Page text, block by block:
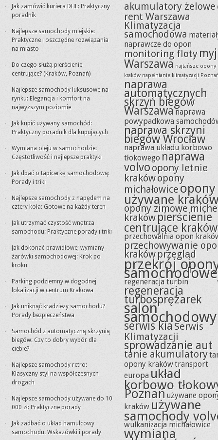
Jak zamówić kuriera DHL: Praktyczny
poradnik
Najlepsze samochody miejskie:
Praktyczne i oszczędne rozwiązania
na miasto
Do czego służą pierścienie
centrujące? (Kraków, Poznań)
Najlepsze samochody luksusowe na
rynku: Elegancja i komfort na
najwyższym poziomie
Jak kupić używany samochód:
Praktyczny poradnik dla kupujących
Wymiana oleju w samochodzie:
Częstotliwość i najlepsze praktyki
Jak dbać o tapicerkę samochodową:
Porady i triki
Najlepsze samochody z napędem na
cztery koła: Gotowe na każdy teren
Jak utrzymać czystość wnętrza
samochodu: Praktyczne porady i triki
Jak dokonać prawidłowej wymiany
żarówki samochodowej: Krok po
kroku
Parking podziemny w dogodnej
lokalizacji w centrum Krakowa
Jak uniknąć kradzieży samochodu?
Porady bezpieczeństwa
Samochód z automatyczną skrzynią
biegów: Czy to dobry wybór dla
ciebie?
Najlepsze samochody retro:
Klasyczny styl na współczesnych
drogach
Najlepsze samochody używane do 10
000 zł: Praktyczne porady
Jak zadbać o układ hamulcowy
samochodu: Wskazówki i porady
akumulatory żelowe
rent Warszawa
Klimatyzacja
samochodowa
naprawcze do opon
monitoring floty
Warszawa najtańsze opony
kraków napełnianie klimatyzacji
naprawa
automatycznych
skrzyń biegów
Warszawa naprawa
powypadkowa
naprawa skrzyni
biegów Wrocław
naprawa układu korbowo
tłokowego naprawa
volvoopony letnie
krakówopony
michałowiceopony
używane
opony zimowe
kraków pierścienie
centrujące kraków
przechowalnia opon
przechowywanie
kraków przegląd
przekrój
regeneracja turbin
regeneracja
turbosprężarek
salon
samochodowy
serwis kiaSerwis
Klimatyzacji
sprowadzanie aut
tanie akumulatory
opony krakówtransport
europa układ
korbowo
Poznań używane
kraków używane
samochody
wulkanizacja michałowice
wymiana